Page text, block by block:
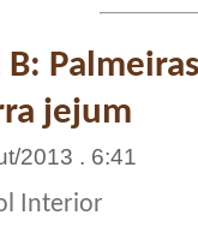
B:
jejum
2013 . 6:41
Interior